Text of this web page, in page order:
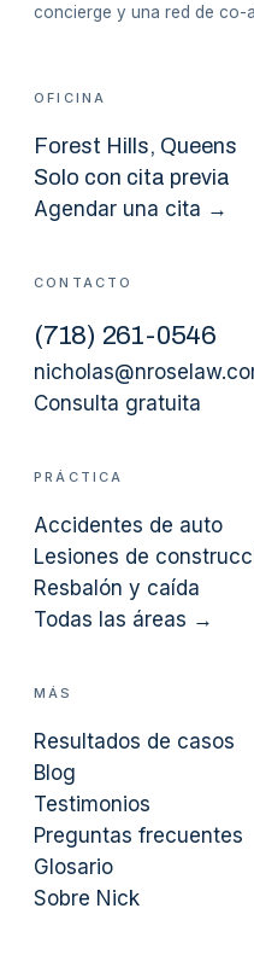
concierge y una red de co-
OFICINA
Forest Hills, Queens
Solo con cita previa
Agendar una cita →
CONTACTO
(718) 261-0546
Consulta gratuita
PRÁCTICA
Accidentes de auto
Lesiones de
Resbalón y caída
Todas las áreas →
MÁS
Resultados de casos
Blog
Testimonios
Preguntas frecuentes
Glosario
Sobre Nick